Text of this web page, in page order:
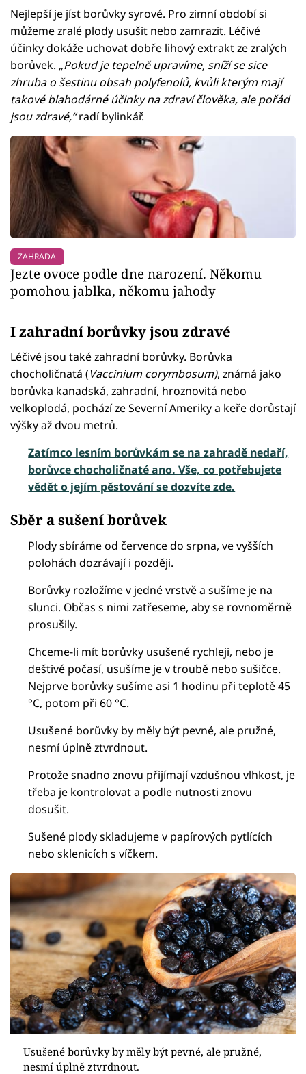
Nejlepší je jíst borůvky syrové. Pro zimní období si
můžeme zralé plody usušit nebo zamrazit. Léčivé
účinky dokáže uchovat dobře lihový extrakt ze zralých
borůvek. „Pokud je tepelně upravíme, sníží se sice
zhruba o šestinu obsah polyfenolů, kvůli kterým mají
takové blahodárné účinky na zdraví člověka, ale pořád
jsou zdravé,“radí bylinkář.
ZAHRADA
Jezte ovoce podle dne narození. Někomu
pomohou jablka, někomu jahody
I zahradní borůvky jsou zdravé
Léčivé jsou také zahradní borůvky. Borůvka
chocholičnatá (Vaccinium corymbosum), známá jako
borůvka kanadská, zahradní, hroznovitá nebo
velkoplodá, pochází ze Severní Ameriky a keře dorůstají
výšky až dvou metrů.
Zatímco lesním borůvkám se na zahradě nedaří,
borůvce chocholičnaté ano. Vše, co potřebujete
vědět o jejím pěstování se dozvíte zde.
Sběr a sušení borůvek
Plody sbíráme od července do srpna, ve vyšších
polohách dozrávají i později.
Borůvky rozložíme v jedné vrstvě a sušíme je na
slunci. Občas s nimi zatřeseme, aby se rovnoměrně
prosušily.
Chceme-li mít borůvky usušené rychleji, nebo je
deštivé počasí, usušíme je v troubě nebo sušičce.
Nejprve borůvky sušíme asi 1 hodinu při teplotě 45
°C, potom při 60 °C.
Usušené borůvky by měly být pevné, ale pružné,
nesmí úplně ztvrdnout.
Protože snadno znovu přijímají vzdušnou vlhkost, je
třeba je kontrolovat a podle nutnosti znovu
dosušit.
Sušené plody skladujeme v papírových pytlících
nebo sklenicích s víčkem.
Usušené borůvky by měly být pevné, ale pružné,
nesmí úplně ztvrdnout.